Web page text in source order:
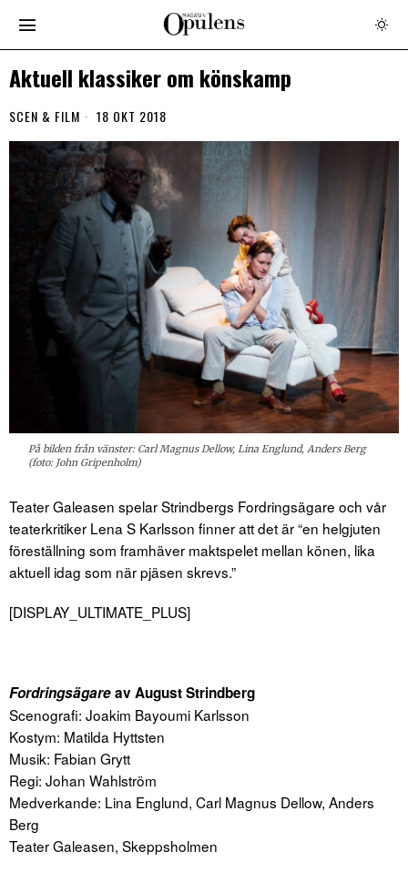
Aktuell klassiker om könskamp
SCEN & FILM 18 OKT 2018
På bilden från vänster: Carl Magnus Dellow, Lina Englund, Anders Berg
(foto: John Gripenholm)
Teater Galeasen spelar Strindbergs Fordringsägare och vår
teaterkritiker Lena S Karlsson finner att det är “en helgjuten
föreställning som framhäver maktspelet mellan könen, lika
aktuell idag som när pjäsen skrevs.”
[DISPLAY_ULTIMATE_PLUS]
Fordringsägareav August Strindberg
Scenografi: Joakim Bayoumi Karlsson
Kostym: Matilda Hyttsten
Musik: Fabian Grytt
Regi: Johan Wahlström
Medverkande: Lina Englund, Carl Magnus Dellow, Anders
Berg
Teater Galeasen, Skeppsholmen